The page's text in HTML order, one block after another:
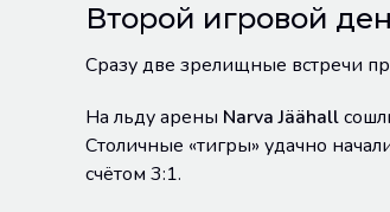
Второй игровой
Сразу две зрелищные встречи
На льду арены Narva Jäähall
Столичные «тигры» удачно
счётом 3:1.